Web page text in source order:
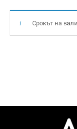
Срокът на